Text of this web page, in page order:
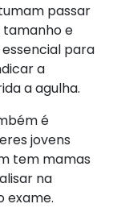
passar
e
para
a
a agulha.
é
jovens
tem mamas
na
exame.